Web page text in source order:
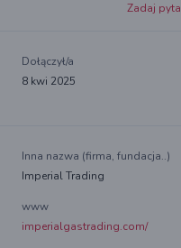
Zadaj
Dołączył/a
8 kwi 2025
Inna nazwa (firma, fundacja..)
Imperial Trading
www
imperialgastrading.com/